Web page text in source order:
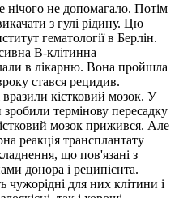
не допомагало. Потім
з гулі рідину. Цю
гематології в Берлін.
В-клітинна
в лікарню. Вона пройшла
стався рецидив.
кістковий мозок. У
зробили термінову пересадку
мозок прижився. Але
реакція трансплантату
що пов'язані з
донора і реципієнта.
чужорідні для них клітини і